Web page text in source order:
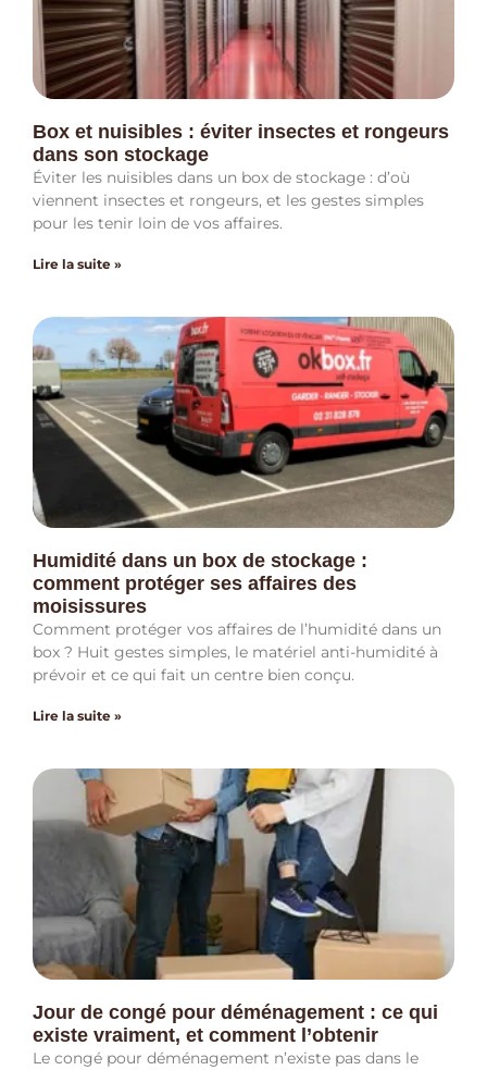
Box et nuisibles : éviter insectes et rongeurs
dans son stockage
Éviter les nuisibles dans un box de stockage : d’où
viennent insectes et rongeurs, et les gestes simples
pour les tenir loin de vos affaires.
Lire la suite »
Humidité dans un box de stockage :
comment protéger ses affaires des
moisissures
Comment protéger vos affaires de l’humidité dans un
box ? Huit gestes simples, le matériel anti-humidité à
prévoir et ce qui fait un centre bien conçu.
Lire la suite »
Jour de congé pour déménagement : ce qui
existe vraiment, et comment l’obtenir
Le congé pour déménagement n’existe pas dans le